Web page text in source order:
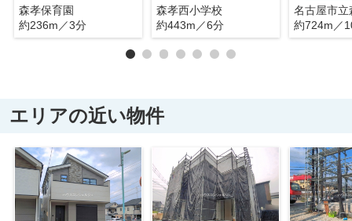
森孝保育園
約236m／3分
森孝西小学校
約443m／6分
名古屋市立
約724m／
エリアの近い物件